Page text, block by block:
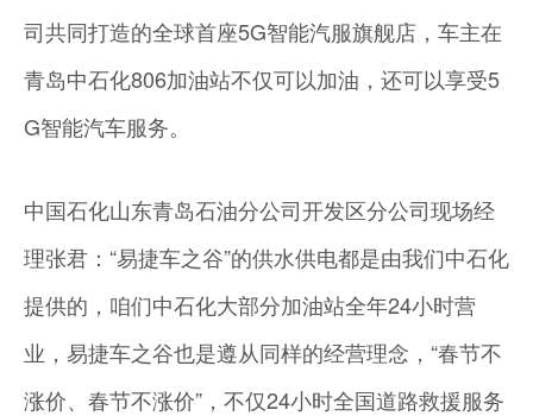
司共同打造的全球首座5G智能汽服旗舰店，车主在
青岛中石化806加油站不仅可以加油，还可以享受5
G智能汽车服务。
中国石化山东青岛石油分公司开发区分公司现场经
理张君：“易捷车之谷”的供水供电都是由我们中石化
提供的，咱们中石化大部分加油站全年24小时营
业，易捷车之谷也是遵从同样的经营理念，“春节不
涨价、春节不涨价”，不仅24小时全国道路救援服务